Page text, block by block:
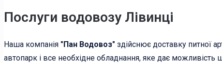
Послуги водовозу Лівинці
Наша компанія "Пан Водовоз" здійснює доставку питної
автопарк і все необхідне обладнання, яке дає можливість